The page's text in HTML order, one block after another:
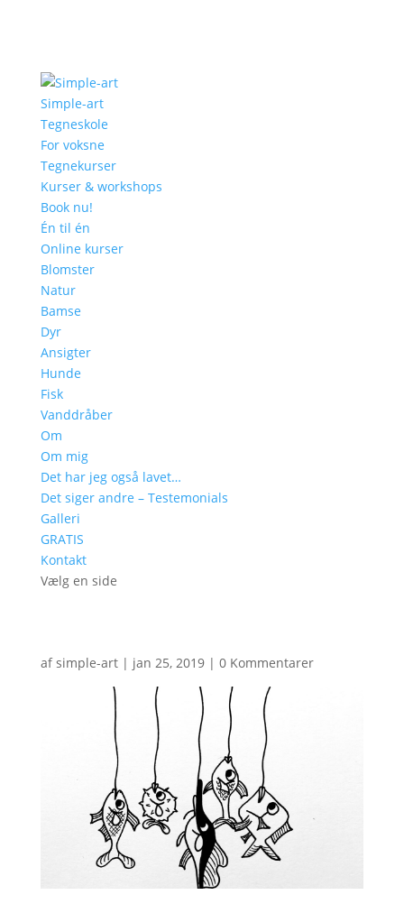
Simple-art
Tegneskole
For voksne
Tegnekurser
Kurser & workshops
Book nu!
Én til én
Online kurser
Blomster
Natur
Bamse
Dyr
Ansigter
Hunde
Fisk
Vanddråber
Om
Om mig
Det har jeg også lavet…
Det siger andre – Testemonials
Galleri
GRATIS
Kontakt
Vælg en side
afsimple-art| jan 25, 2019| 0 Kommentarer